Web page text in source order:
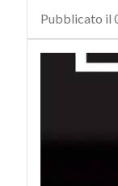
Pubblicato il